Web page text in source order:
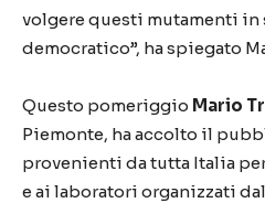
volgere questi mutamenti in
democratico”, ha spiegato
Questo pomeriggio Mario
Piemonte, ha accolto il
provenienti da tutta Italia
e ai laboratori organizzati